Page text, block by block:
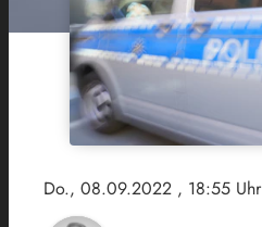
Do., 08.09.2022 , 18:55 Uhr